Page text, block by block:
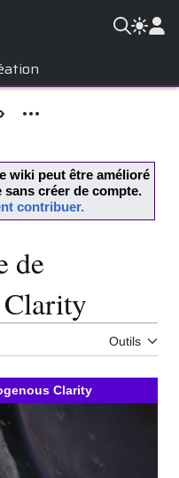
Outils personnels
wiki peut être amélioré
créer de compte.
contribuer.
de
Outils
Clarity